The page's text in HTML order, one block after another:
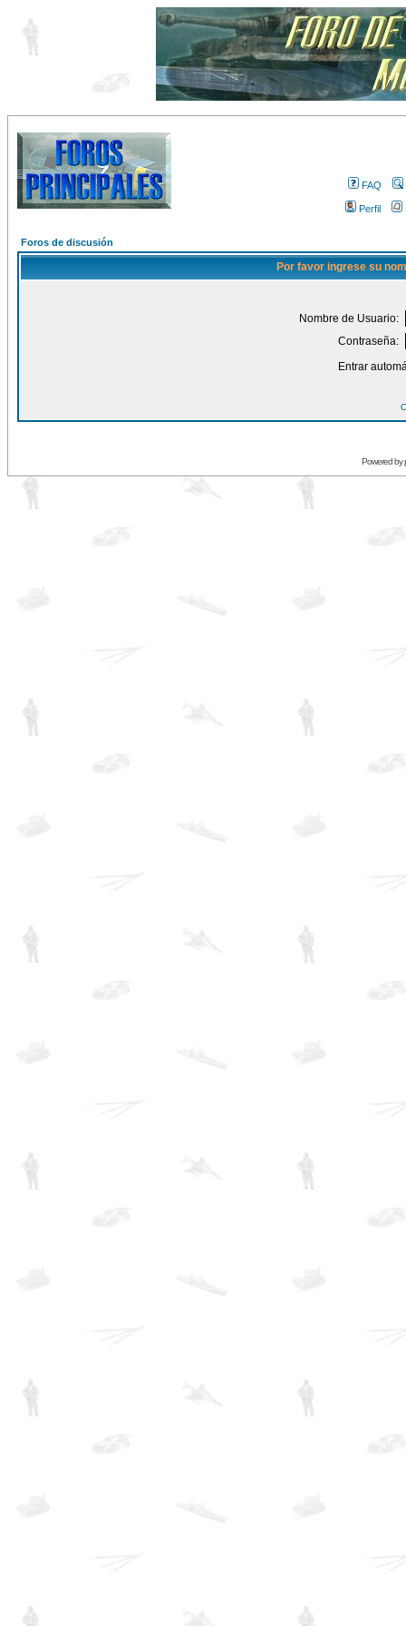
FAQ
Perfil
Foros de discusión
Por favor ingrese su
Nombre de Usuario:
Contraseña:
Entrar
Powered by